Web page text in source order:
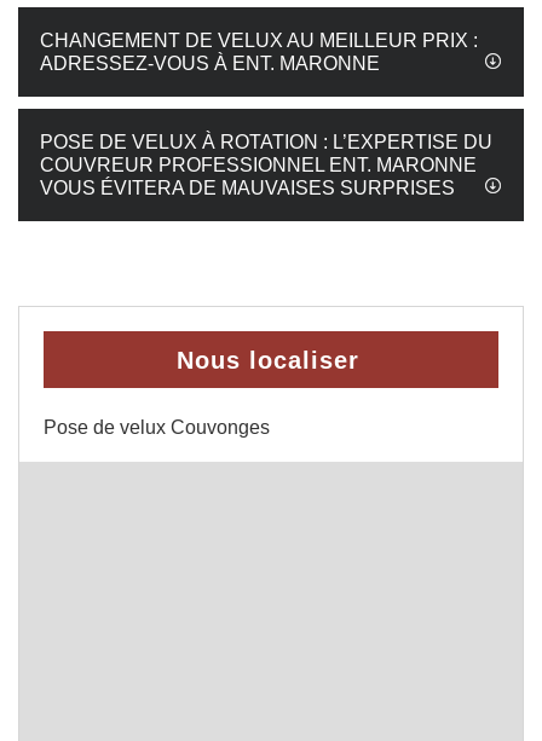
CHANGEMENT DE VELUX AU MEILLEUR PRIX :
ADRESSEZ-VOUS À ENT. MARONNE
POSE DE VELUX À ROTATION : L’EXPERTISE DU
COUVREUR PROFESSIONNEL ENT. MARONNE
VOUS ÉVITERA DE MAUVAISES SURPRISES
Nous localiser
Pose de velux Couvonges